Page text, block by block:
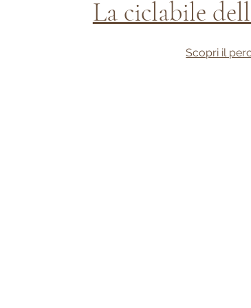
La ciclabile
Scopri il